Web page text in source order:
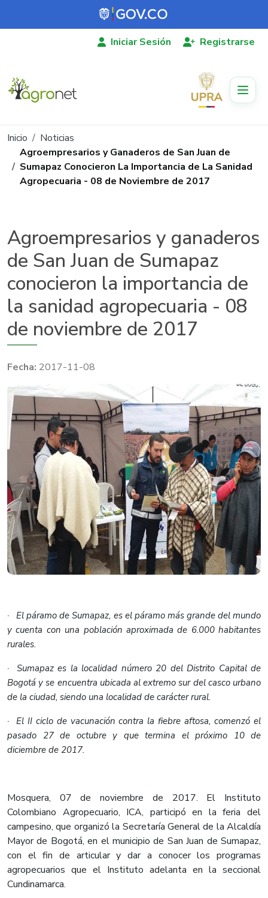
Pasar al contenido principal
Iniciar Sesión Registrarse
Ruta de navegación
Inicio
Noticias
Agroempresarios y Ganaderos de San Juan de
Sumapaz Conocieron La Importancia de La Sanidad
Agropecuaria - 08 de Noviembre de 2017
Agroempresarios y ganaderos
de San Juan de Sumapaz
conocieron la importancia de
la sanidad agropecuaria - 08
de noviembre de 2017
2017-11-08
· El páramo de Sumapaz, es el páramo más grande del mundo
y cuenta con una población aproximada de 6.000 habitantes
rurales.
· Sumapaz es la localidad número 20 del Distrito Capital de
Bogotá y se encuentra ubicada al extremo sur del casco urbano
de la ciudad, siendo una localidad de carácter rural.
· El II ciclo de vacunación contra la fiebre aftosa, comenzó el
pasado 27 de octubre y que termina el próximo 10 de
diciembre de 2017.
Mosquera, 07 de noviembre de 2017. El Instituto
Colombiano Agropecuario, ICA, participó en la feria del
campesino, que organizó la Secretaría General de la Alcaldía
Mayor de Bogotá, en el municipio de San Juan de Sumapaz,
con el fin de articular y dar a conocer los programas
agropecuarios que el Instituto adelanta en la seccional
Cundinamarca.